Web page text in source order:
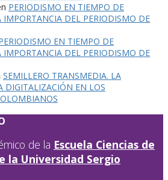
PERIODISMO EN TIEMPO DE
IMPORTANCIA DEL PERIODISMO DE
EN TIEMPO DE
IMPORTANCIA DEL PERIODISMO DE
SEMILLERO TRANSMEDIA. LA
DIGITALIZACIÓN EN LOS
de la Escuela Ciencias de
la Universidad Sergio